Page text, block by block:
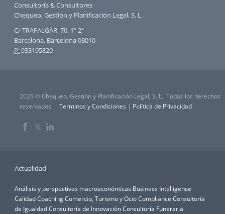
Consultoría & Consultores
Chequeo, Gestión y Planificación Legal, S. L.
C/ TRAFALGAR, 70, 1º 2ª
Barcelona, Barcelona 08010
P:933195820
2026 © Chequeo, Gestión y Planificación Legal, S. L.. Todos los derechos
reservados.
Terminos y Condiciones | Política de Privacidad
𝕏
Actualidad
Análisis y perspectivas macroeconómicas Business Intelligence
CalidadCoachingComercio, Turismo y OcioCompliance Consultoría
de IgualdadConsultoría de InnovaciónConsultoría Funeraria